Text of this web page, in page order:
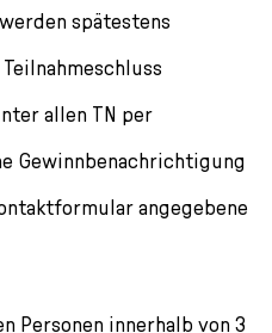
spätestens
allen TN per
Gewinnbenachrichtigung
angegebene
Personen innerhalb von 3